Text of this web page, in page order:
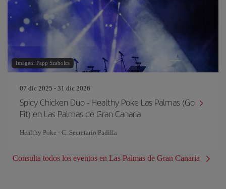
Imagen: Papp Szabolcs
07 dic 2025 - 31 dic 2026
Spicy Chicken Duo - Healthy Poke Las Palmas (Go
Fit) en Las Palmas de Gran Canaria
Healthy Poke - C. Secretario Padilla
Consulta todos los eventos en Las Palmas de Gran Canaria